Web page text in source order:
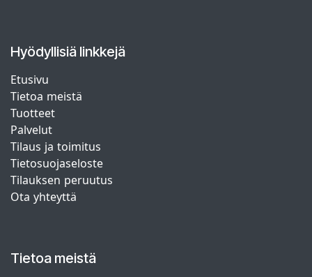
Hyödyllisiä linkkejä
Etusivu
Tietoa meistä
Tuotteet
Palvelut
Tilaus ja toimitus
Tietosuojaseloste
Tilauksen peruutus
Ota yhteyttä
Tietoa meistä